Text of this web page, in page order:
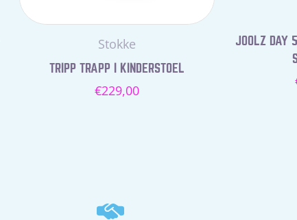
Leverancier:
Stokke
TRIPP TRAPP I KINDERSTOEL
Normale
€229,00
JOOLZ DAY